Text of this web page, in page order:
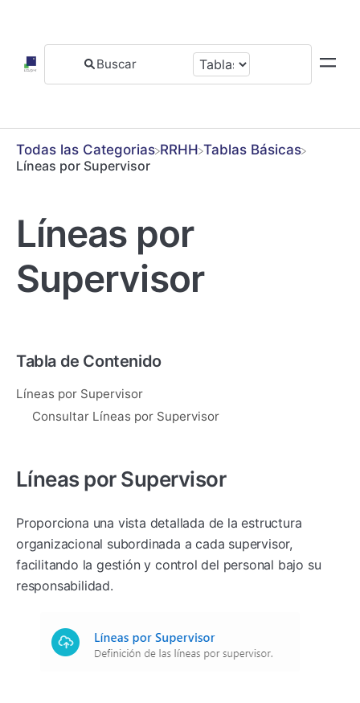
Todas las Categorias ​RRHH ​Tablas Básicas
Líneas por Supervisor
Líneas por
Supervisor
Tabla de Contenido
Líneas por Supervisor
Consultar Líneas por Supervisor
Líneas por Supervisor
Proporciona una vista detallada de la estructura
organizacional subordinada a cada supervisor,
facilitando la gestión y control del personal bajo su
responsabilidad.